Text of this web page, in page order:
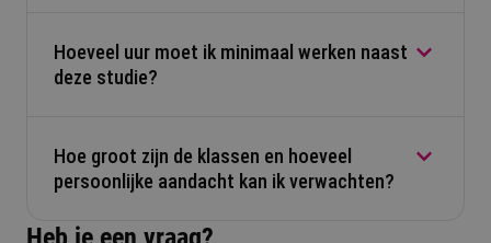
Na de Associate degree kun je instromen in jaar 3
van de bachelor opleiding Ondernemerschap &
Hoeveel uur moet ik minimaal werken naast
deze studie?
Je hebt een baan nodig van minimaal 24 uur per
week.
Hoe groot zijn de klassen en hoeveel
persoonlijke aandacht kan ik verwachten?